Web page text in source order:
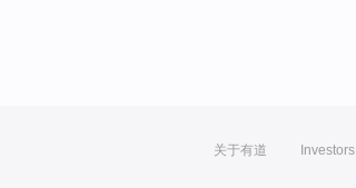
关于有道 Investors